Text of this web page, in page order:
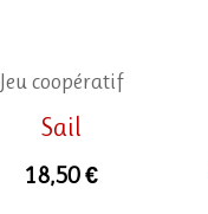
Jeu coopératif
Sail
18,50€